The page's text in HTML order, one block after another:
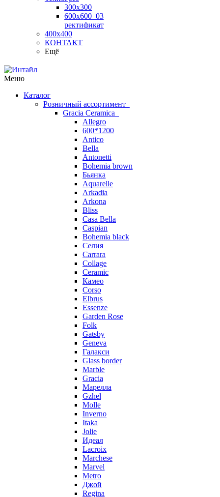
300х300
600х600_03
ректификат
400х400
КОНТАКТ
Ещё
Меню
Каталог
Розничный ассортимент
Gracia Ceramica
Allegro
600*1200
Antico
Bella
Antonetti
Bohemia brown
Бьянка
Aquarelle
Arkadia
Arkona
Bliss
Casa Bella
Caspian
Bohemia black
Селия
Carrara
Collage
Ceramic
Камео
Corso
Elbrus
Essenze
Garden Rose
Folk
Gatsby
Geneva
Галакси
Glass border
Marble
Gracia
Марелла
Gzhel
Molle
Inverno
Itaka
Jolie
Идеал
Lacroix
Marchese
Marvel
Metro
Джой
Regina